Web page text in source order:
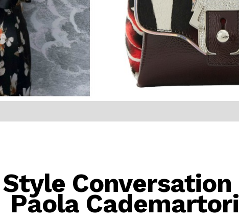
Style Conversation
Paola Cademartori